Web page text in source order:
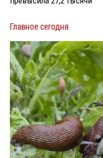
Главное сегодня